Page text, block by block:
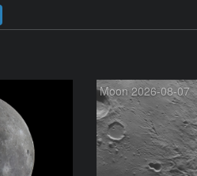
Moon 2026-08-07